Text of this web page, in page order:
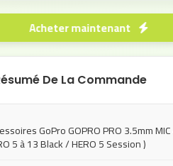
Acheter maintenant
De La Commande
GoPro GOPRO PRO 3.5mm
5 à 13 Black / HERO 5 Session )